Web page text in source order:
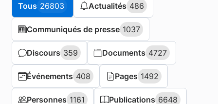
Tous 26803
Tous 26803 Actualités 486
Actualités 486
Communiqués de presse 1037
Communiqués de presse 1037
Discours 359
Discours 359 Documents 4727
Documents 4727
Événements 408
Événements 408 Pages 1492
Pages 1492
Personnes 1161
Personnes 1161 Publications 6648
Publications 6648